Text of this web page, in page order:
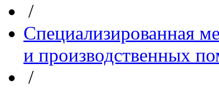
/
Специализированная
и производственных
/